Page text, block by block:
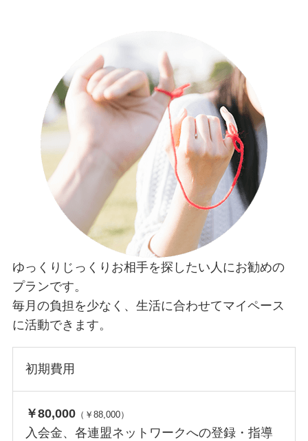
ゆっくりじっくりお相手を探したい人にお勧めの
プランです。
毎月の負担を少なく、生活に合わせてマイペース
に活動できます。
初期費用
￥80,000（￥88,000）
入会金、各連盟ネットワークへの登録・指導